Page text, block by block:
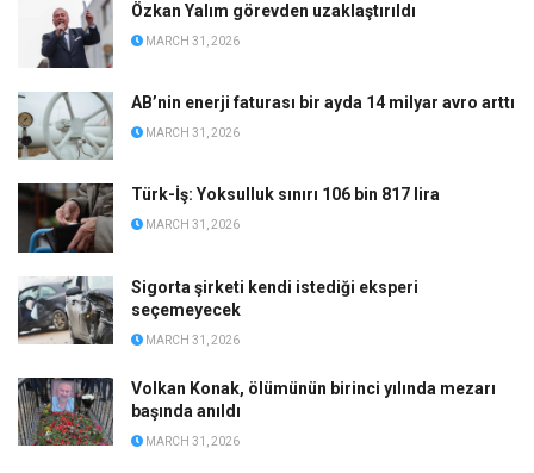
Özkan Yalım görevden uzaklaştırıldı
MARCH 31, 2026
AB’nin enerji faturası bir ayda 14 milyar avro arttı
MARCH 31, 2026
Türk-İş: Yoksulluk sınırı 106 bin 817 lira
MARCH 31, 2026
Sigorta şirketi kendi istediği eksperi
seçemeyecek
MARCH 31, 2026
Volkan Konak, ölümünün birinci yılında mezarı
başında anıldı
MARCH 31, 2026